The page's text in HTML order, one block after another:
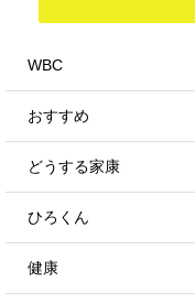
WBC
おすすめ
どうする家康
ひろくん
健康